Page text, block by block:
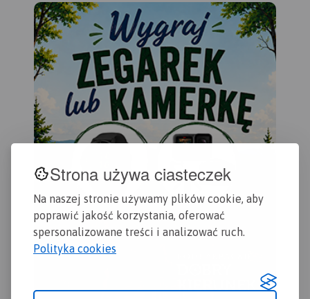
Strona używa ciasteczek
Na naszej stronie używamy plików cookie, aby
poprawić jakość korzystania, oferować
spersonalizowane treści i analizować ruch.
Polityka cookies
atrakcje.Rok wydania 2020
wspinaczkowe, z których
słynie region i najważniejsze
atrakcje turystyczne.
Rok
wydania: 2022